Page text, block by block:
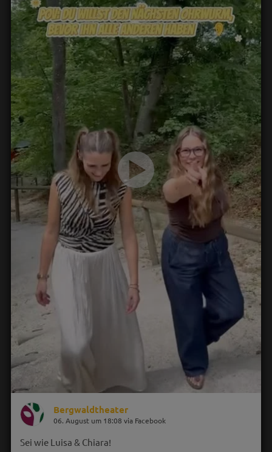
Bergwaldtheater
06. August um 18:08 via Facebook
Sei wie Luisa & Chiara!